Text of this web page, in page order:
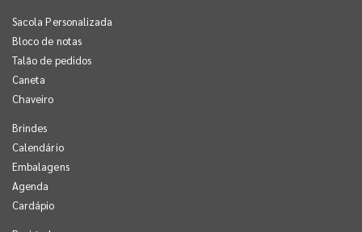
Sacola Personalizada
Bloco de notas
Talão de pedidos
Caneta
Chaveiro
Brindes
Calendário
Embalagens
Agenda
Cardápio